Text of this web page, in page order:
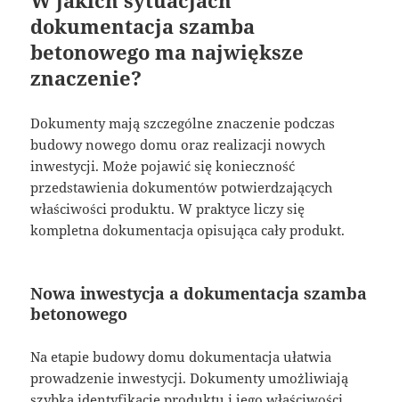
dokumentacja szamba
betonowego ma największe
znaczenie?
Dokumenty mają szczególne znaczenie podczas
budowy nowego domu oraz realizacji nowych
inwestycji. Może pojawić się konieczność
przedstawienia dokumentów potwierdzających
właściwości produktu. W praktyce liczy się
kompletna dokumentacja opisująca cały produkt.
Nowa inwestycja a dokumentacja szamba
betonowego
Na etapie budowy domu dokumentacja ułatwia
prowadzenie inwestycji. Dokumenty umożliwiają